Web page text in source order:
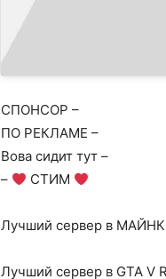
СПОНСОР –
ПО РЕКЛАМЕ –
Вова сидит тут –
–
СТИМ
Лучший сервер в
Лучший сервер в GTA V